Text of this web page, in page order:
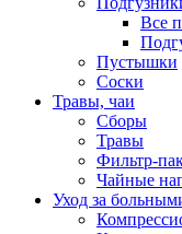
Все
Пустышки
Соски
Травы, чаи
Сборы
Травы
Фильтр-
Чайные
Уход за